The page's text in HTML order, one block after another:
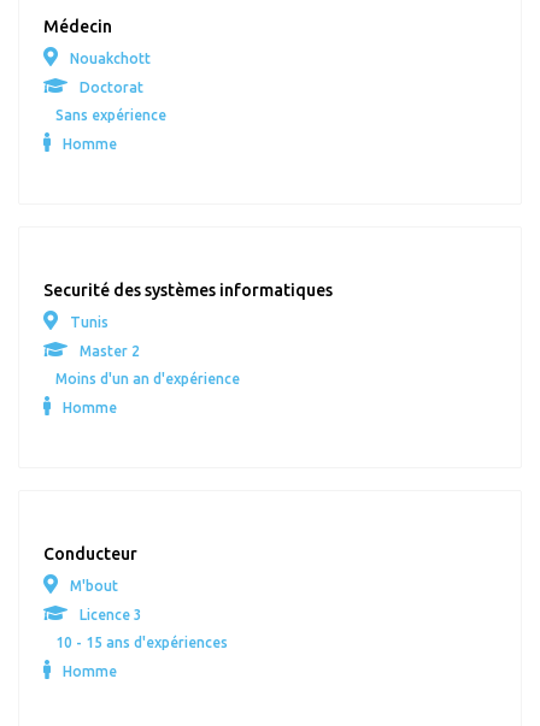
Médecin
Nouakchott
Doctorat
Sans expérience
Homme
Securité des systèmes informatiques
Tunis
Master 2
Moins d'un an d'expérience
Homme
Conducteur
M'bout
Licence 3
10 - 15 ans d'expériences
Homme